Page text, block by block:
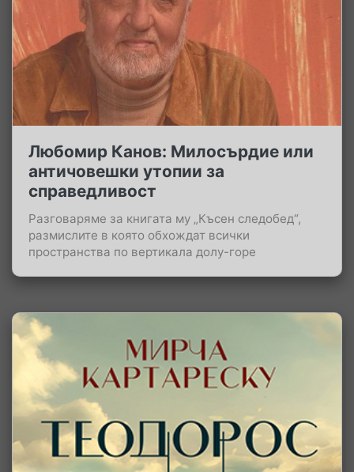
Любомир Канов: Милосърдие или
античовешки утопии за
справедливост
Разговаряме за книгата му „Късен следобед“,
размислите в която обхождат всички
пространства по вертикала долу-горе